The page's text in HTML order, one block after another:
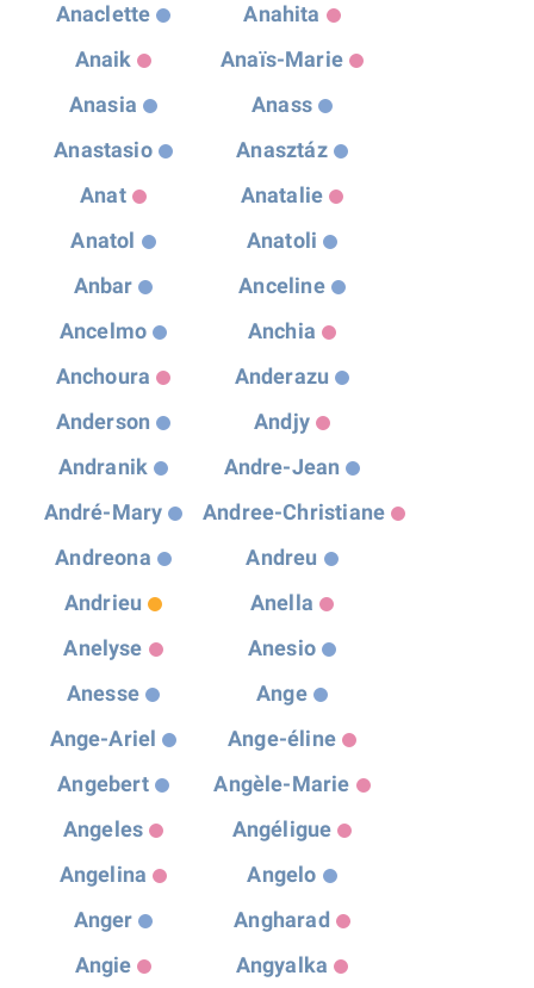
Anaclette
Anahita
Anaik
Anaïs-Marie
Anasia
Anass
Anastasio
Anasztáz
Anat
Anatalie
Anatol
Anatoli
Anbar
Anceline
Ancelmo
Anchia
Anchoura
Anderazu
Anderson
Andjy
Andranik
Andre-Jean
André-Mary
Andree-Christiane
Andreona
Andreu
Andrieu
Anella
Anelyse
Anesio
Anesse
Ange
Ange-Ariel
Ange-éline
Angebert
Angèle-Marie
Angeles
Angéligue
Angelina
Angelo
Anger
Angharad
Angie
Angyalka